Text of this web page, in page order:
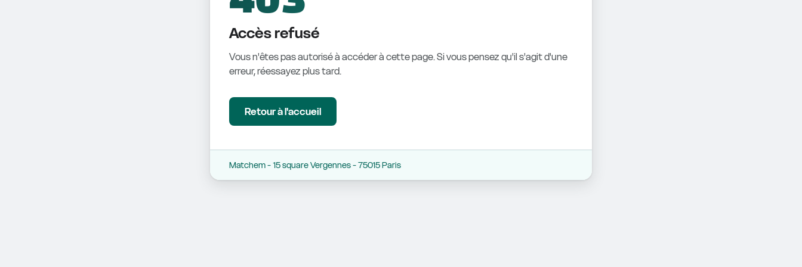
Accès refusé
Vous n'êtes pas autorisé à accéder à cette page. Si vous pensez qu'il s'agit d'une
erreur, réessayez plus tard.
Retour à l'accueil
Matchem - 15 square Vergennes - 75015 Paris